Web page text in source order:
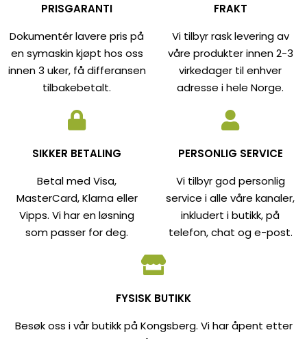
PRISGARANTI
Dokumentér lavere pris på
en symaskin kjøpt hos oss
innen 3 uker, få differansen
tilbakebetalt.
FRAKT
Vi tilbyr rask levering av
våre produkter innen 2-3
virkedager til enhver
adresse i hele Norge.
SIKKER BETALING
Betal med Visa,
MasterCard, Klarna eller
Vipps. Vi har en løsning
som passer for deg.
PERSONLIG SERVICE
Vi tilbyr god personlig
service i alle våre kanaler,
inkludert i butikk, på
telefon, chat og e-post.
FYSISK BUTIKK
Besøk oss i vår butikk på Kongsberg. Vi har åpent etter